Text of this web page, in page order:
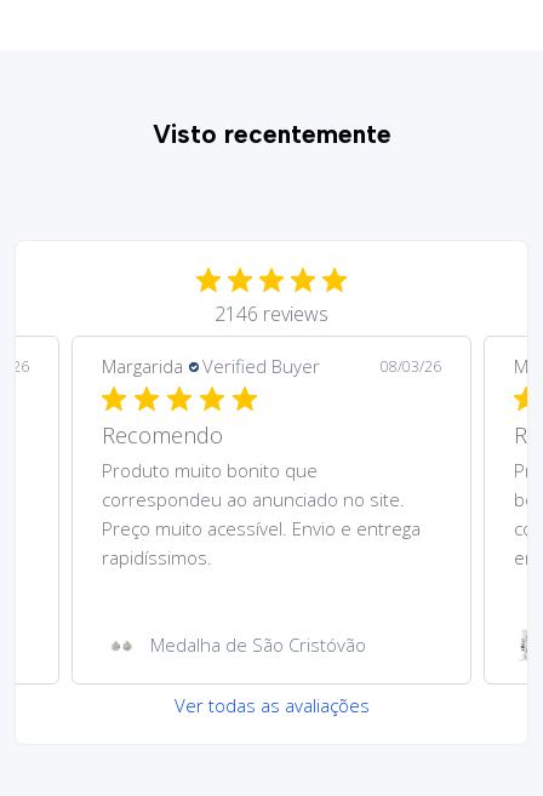
Visto recentemente
2146 reviews
26 Margarida Verified Buyer 08/03/26
Recomendo
Produto muito bonito que
correspondeu ao anunciado no site.
Preço muito acessível. Envio e entrega
rapidíssimos.
Medalha de São Cristóvão
Ver todas as avaliações